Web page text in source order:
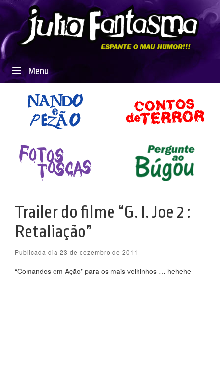
Menu
Trailer do filme “G. I. Joe 2 :
Retaliação”
Publicada dia 23 de dezembro de 2011
“Comandos em Ação” para os mais velhinhos … hehehe